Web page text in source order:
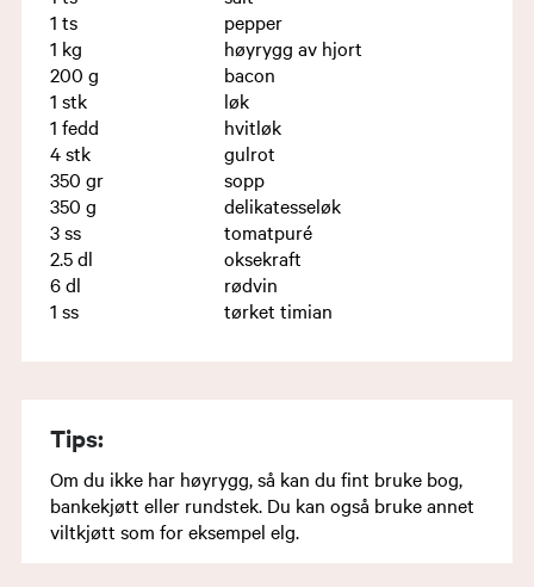
1 ts
pepper
1 kg
høyrygg av hjort
200 g
bacon
1 stk
løk
1 fedd
hvitløk
4stk
gulrot
350 gr
sopp
350 g
delikatesseløk
3ss
tomatpuré
2.5dl
oksekraft
6dl
rødvin
1 ss tørket timian
Tips:
Om du ikke har høyrygg, så kan du fint bruke bog,
bankekjøtt eller rundstek. Du kan også bruke annet
viltkjøtt som for eksempel elg.